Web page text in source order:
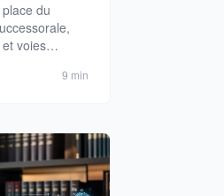
du
voies
9 min